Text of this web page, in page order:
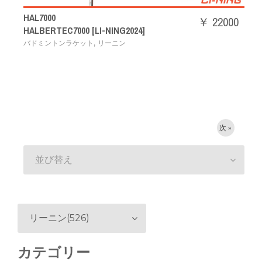
HAL7000
HALBERTEC7000 [LI-NING2024]
バドミントンラケット , リーニン
￥ 22000
次 »
並び替え
リーニン(526)
カテゴリー